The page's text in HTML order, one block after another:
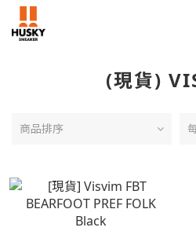
(現貨)
商品排序